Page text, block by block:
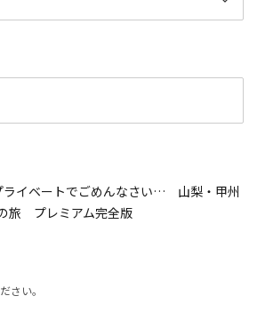
イベートでごめんなさい… 山梨・甲州
旅 プレミアム完全版
さい。